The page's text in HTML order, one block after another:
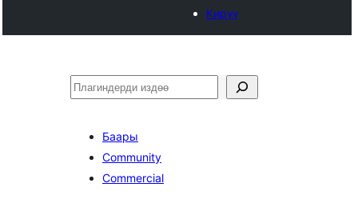
Кирүү
Издөө
Баары
Community
Commercial